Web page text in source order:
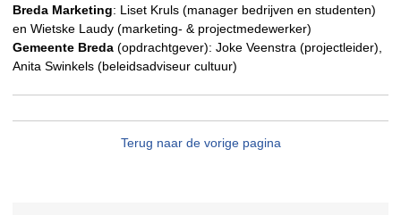
Breda Marketing: Liset Kruls (manager bedrijven en studenten)
en Wietske Laudy (marketing- & projectmedewerker)
Gemeente Breda (opdrachtgever): Joke Veenstra (projectleider),
Anita Swinkels (beleidsadviseur cultuur)
Terug naar de vorige pagina